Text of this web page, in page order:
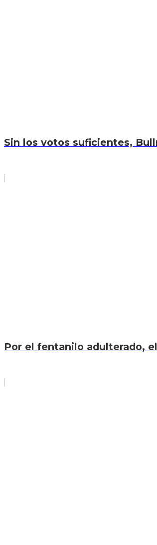
Sin los votos suficientes,
Por el fentanilo adulterado,